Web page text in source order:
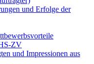
und Erfolge der
ZV
und Impressionen aus